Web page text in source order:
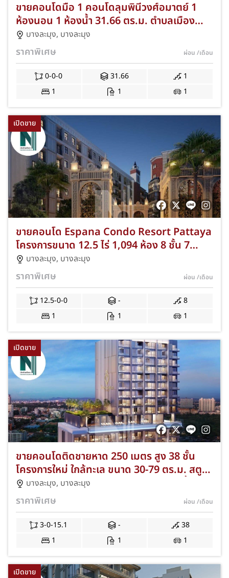
ขายคอนโดมือ 1 คอนโดลุมพินีวงศ์อมาตย์ 1
ห้องนอน 1 ห้องน้ำ 31.66 ตร.ม. ตำบลเมือง
พัทยา อำเภอบางละมุง จังหวัดชลบุรี Fully
Furnished พร้อมแอร์และเฟอร์ครบ NKA-
288/0001
บางละมุง, บางละมุง
ราคาพิเศษ ผ่อน /เดือน
0-0-0 31.66
1
1
1 1
เปิดขาย
ขายคอนโด Espana Condo Resort Pattaya
โครงการขนาด 12.5 ไร่ 1,094 ห้อง 8 ชั้น 7
อาคาร พร้อมคลับเฮ้าส์และร้านค้า 20 ห้อง พัทยา
NKA-VP51-0022
บางละมุง, บางละมุง
ราคาพิเศษ ผ่อน /เดือน
12.5-0-0 -
8
1
1 1
เปิดขาย
ขายคอนโดติดชายหาด 250 เมตร สูง 38 ชั้น
โครงการใหม่ ใกล้ทะเล ขนาด 30-79 ตร.ม. สตูดิ
โอ 1-2 ห้องนอน 327 ยูนิต พร้อมสระว่ายน้ำ
ฟิตเนส และสวนดาดฟ้า พัทยา ชลบุรี NKA-
VP51-0008
บางละมุง, บางละมุง
ราคาพิเศษ ผ่อน /เดือน
3-0-15.1 -
38
1
1 1
เปิดขาย